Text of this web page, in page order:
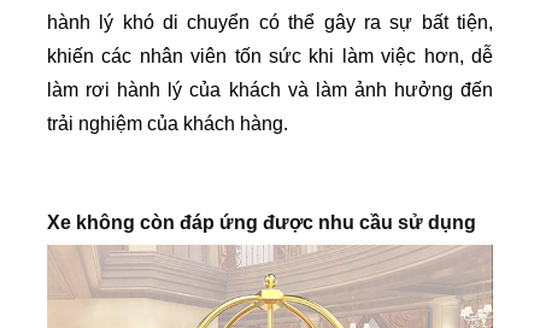
hành lý khó di chuyển có thể gây ra sự bất tiện,
khiến các nhân viên tốn sức khi làm việc hơn, dễ
làm rơi hành lý của khách và làm ảnh hưởng đến
trải nghiệm của khách hàng.
Xe không còn đáp ứng được nhu cầu sử dụng